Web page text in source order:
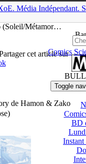
Média Indépendant.
Comics
Toggle
BD
Instant
(Soleil/Métamor…
cet article sur
de Hamon & Zako